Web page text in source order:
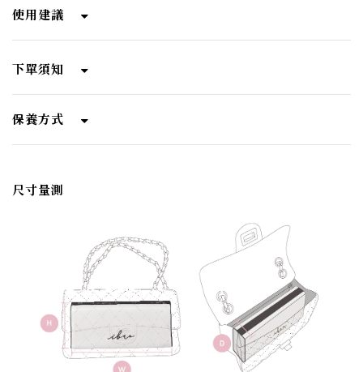
使用建議
下單須知
保養方式
尺寸量測